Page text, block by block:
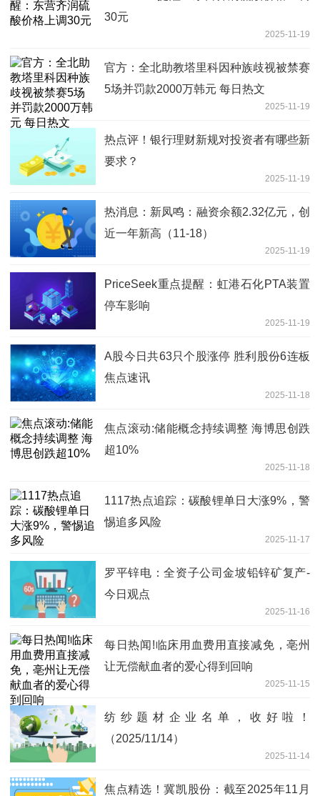
30元
2025-11-19
官方：全北助教塔里科因种族歧视被禁赛
5场并罚款2000万韩元 每日热文
2025-11-19
热点评！银行理财新规对投资者有哪些新
要求？
2025-11-19
热消息：新凤鸣：融资余额2.32亿元，创
近一年新高（11-18）
2025-11-19
PriceSeek重点提醒：虹港石化PTA装置
停车影响
2025-11-19
A股今日共63只个股涨停 胜利股份6连板
焦点速讯
2025-11-18
焦点滚动:储能概念持续调整 海博思创跌
超10%
2025-11-18
1117热点追踪：碳酸锂单日大涨9%，警
惕追多风险
2025-11-17
罗平锌电：全资子公司金坡铅锌矿复产-
今日观点
2025-11-16
每日热闻!临床用血费用直接减免，亳州
让无偿献血者的爱心得到回响
2025-11-15
纺纱题材企业名单，收好啦！
（2025/11/14）
2025-11-14
焦点精选！冀凯股份：截至2025年11月